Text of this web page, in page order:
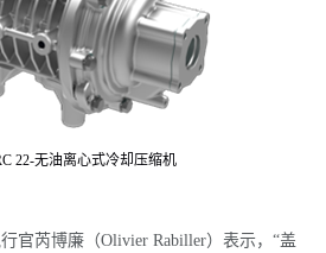
22-无油离心式冷却压缩机
官芮博廉（Olivier Rabiller）表示，“盖